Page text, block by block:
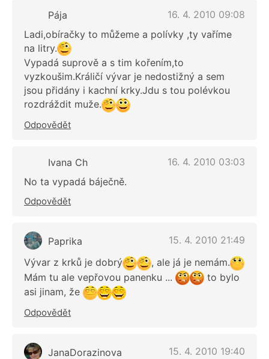
Pája
16. 4. 2010 09:08
Ladi,obíračky to můžeme a polívky ,ty vaříme
na litry.
Vypadá suprově a s tim kořením,to
vyzkoušim.Králičí vývar je nedostižný a sem
jsou přidány i kachní krky.Jdu s tou polévkou
rozdráždit muže.
Odpovědět
Ivana Ch
16. 4. 2010 03:03
No ta vypadá báječně.
Odpovědět
Paprika
15. 4. 2010 21:49
Vývar z krků je dobrý
, ale já je nemám.
Mám tu ale vepřovou panenku ...
to bylo
asi jinam, že
Odpovědět
JanaDorazinova 15. 4. 2010 19:40